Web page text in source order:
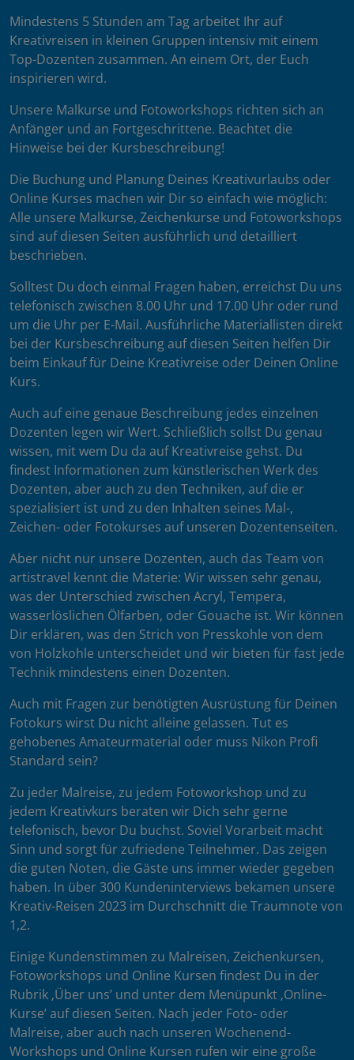
Mindestens 5 Stunden am Tag arbeitet Ihr auf
Kreativreisen in kleinen Gruppen intensiv mit einem
Top-Dozenten zusammen. An einem Ort, der Euch
inspirieren wird.
Unsere Malkurse und Fotoworkshops richten sich an
Anfänger und an Fortgeschrittene. Beachtet die
Hinweise bei der Kursbeschreibung!
Die Buchung und Planung Deines Kreativurlaubs oder
Online Kurses machen wir Dir so einfach wie möglich:
Alle unsere Malkurse, Zeichenkurse und Fotoworkshops
sind auf diesen Seiten ausführlich und detailliert
beschrieben.
Solltest Du doch einmal Fragen haben, erreichst Du uns
telefonisch zwischen 8.00 Uhr und 17.00 Uhr oder rund
um die Uhr per E-Mail. Ausführliche Materiallisten direkt
bei der Kursbeschreibung auf diesen Seiten helfen Dir
beim Einkauf für Deine Kreativreise oder Deinen Online
Kurs.
Auch auf eine genaue Beschreibung jedes einzelnen
Dozenten legen wir Wert. Schließlich sollst Du genau
wissen, mit wem Du da auf Kreativreise gehst. Du
findest Informationen zum künstlerischen Werk des
Dozenten, aber auch zu den Techniken, auf die er
spezialisiert ist und zu den Inhalten seines Mal-,
Zeichen- oder Fotokurses auf unseren Dozentenseiten.
Aber nicht nur unsere Dozenten, auch das Team von
artistravel kennt die Materie: Wir wissen sehr genau,
was der Unterschied zwischen Acryl, Tempera,
wasserlöslichen Ölfarben, oder Gouache ist. Wir können
Dir erklären, was den Strich von Presskohle von dem
von Holzkohle unterscheidet und wir bieten für fast jede
Technik mindestens einen Dozenten.
Auch mit Fragen zur benötigten Ausrüstung für Deinen
Fotokurs wirst Du nicht alleine gelassen. Tut es
gehobenes Amateurmaterial oder muss Nikon Profi
Standard sein?
Zu jeder Malreise, zu jedem Fotoworkshop und zu
jedem Kreativkurs beraten wir Dich sehr gerne
telefonisch, bevor Du buchst. Soviel Vorarbeit macht
Sinn und sorgt für zufriedene Teilnehmer. Das zeigen
die guten Noten, die Gäste uns immer wieder gegeben
haben. In über 300 Kundeninterviews bekamen unsere
Kreativ-Reisen 2023 im Durchschnitt die Traumnote von
1,2.
Einige Kundenstimmen zu Malreisen, Zeichenkursen,
Fotoworkshops und Online Kursen findest Du in der
Rubrik ‚Über uns’ und unter dem Menüpunkt ‚Online-
Kurse’ auf diesen Seiten. Nach jeder Foto- oder
Malreise, aber auch nach unseren Wochenend-
Workshops und Online Kursen rufen wir eine große